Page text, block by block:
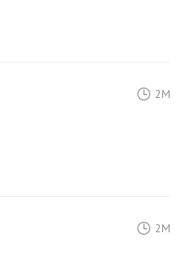
2M
2M